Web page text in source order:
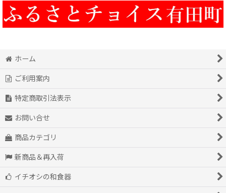
ホーム
ご利用案内
特定商取引法表示
お問い合せ
商品カテゴリ
新商品＆再入荷
イチオシの和食器